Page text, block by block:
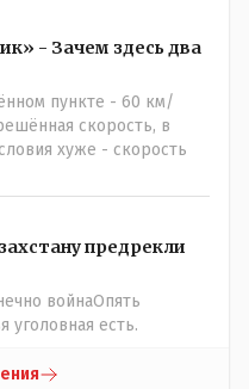
- Зачем здесь два
пункте - 60 км/
скорость, в
хуже - скорость
предрекли
войнаОпять
уголовная есть.